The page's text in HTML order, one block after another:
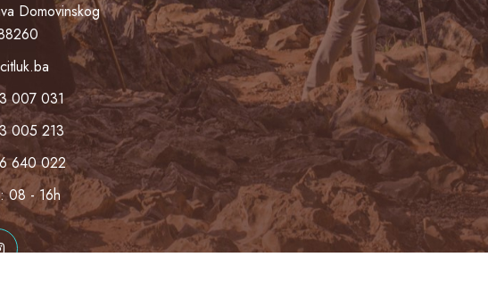
Domovinskog
007 031
005 213
640 022
08 - 16h